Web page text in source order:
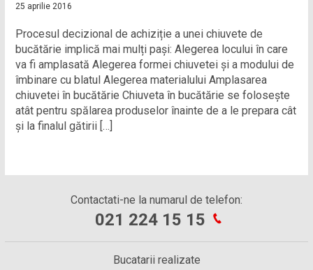
25 aprilie 2016
Procesul decizional de achiziție a unei chiuvete de
bucătărie implică mai mulți pași: Alegerea locului în care
va fi amplasată Alegerea formei chiuvetei și a modului de
îmbinare cu blatul Alegerea materialului Amplasarea
chiuvetei în bucătărie Chiuveta în bucătărie se folosește
atât pentru spălarea produselor înainte de a le prepara cât
și la finalul gătirii […]
Contactati-ne la numarul de telefon:
021 224 15 15
Bucatarii realizate